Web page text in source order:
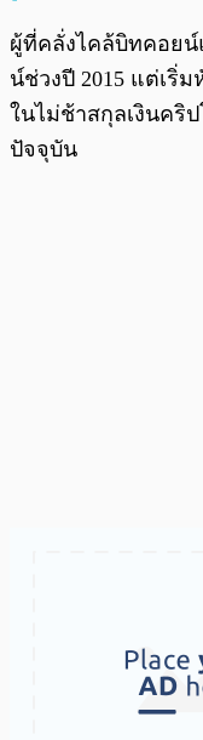
ผู้ที่คลั่งไคล้บิทคอยน์
น์ช่วงปี 2015 แต่เริ่
ในไม่ช้าสกุลเงินคริ
ปัจจุบัน